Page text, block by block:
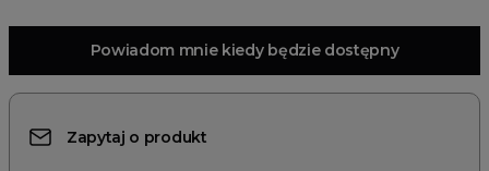
Powiadom mnie kiedy będzie dostępny
Zapytaj o produkt